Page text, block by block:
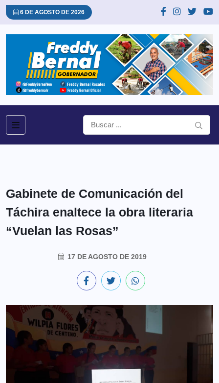
6 DE AGOSTO DE 2026
Gabinete de Comunicación del
Táchira enaltece la obra literaria
“Vuelan las Rosas”
17 DE AGOSTO DE 2019